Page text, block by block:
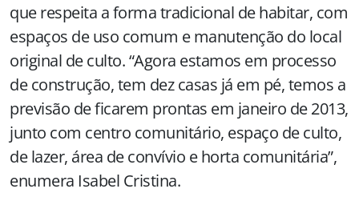
que respeita a forma tradicional de habitar, com
espaços de uso comum e manutenção do local
original de culto. “Agora estamos em processo
de construção, tem dez casas já em pé, temos a
previsão de ficarem prontas em janeiro de 2013,
junto com centro comunitário, espaço de culto,
de lazer, área de convívio e horta comunitária”,
enumera Isabel Cristina.